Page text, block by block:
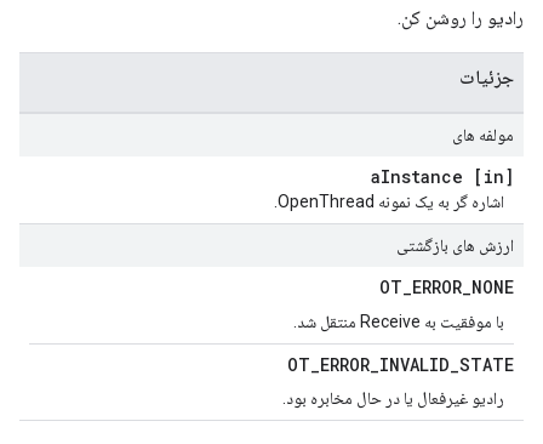
رادیو را روشن کن.
جزئیات
مولفه های
[in] a
Instance
اشاره گر به یک نمونه OpenThread.
ارزش های بازگشتی
OT_ERROR_NONE
با موفقیت به Receive منتقل شد.
OT_ERROR_INVALID_STATE
رادیو غیرفعال یا در حال مخابره بود.